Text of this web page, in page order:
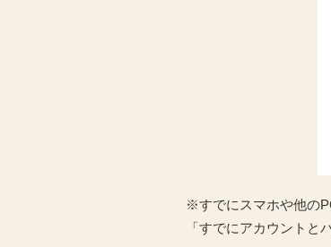
※すでにスマホや他の
「すでにアカウントと